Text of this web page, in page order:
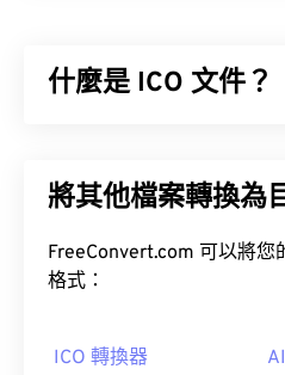
深度。 BMP 主要用於照片
的。
DIB
什麼是 ICO 文件？
了一種便捷的方式來儲存
起來。
使用 Windows 內建的
將其他檔案轉換為
FreeConvert.com 可以將您的
格式：
ICO 轉換器